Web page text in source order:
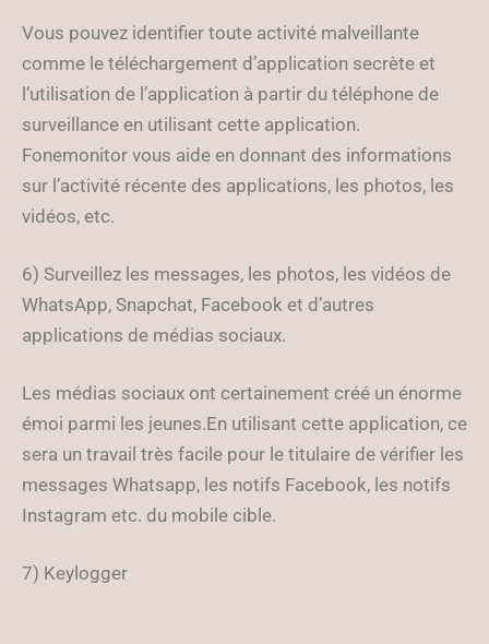
Vous pouvez identifier toute activité malveillante
comme le téléchargement d’application secrète et
l’utilisation de l’application à partir du téléphone de
surveillance en utilisant cette application.
Fonemonitor vous aide en donnant des informations
sur l’activité récente des applications, les photos, les
vidéos, etc.
6) Surveillez les messages, les photos, les vidéos de
WhatsApp, Snapchat, Facebook et d’autres
applications de médias sociaux.
Les médias sociaux ont certainement créé un énorme
émoi parmi les jeunes.En utilisant cette application, ce
sera un travail très facile pour le titulaire de vérifier les
messages Whatsapp, les notifs Facebook, les notifs
Instagram etc. du mobile cible.
7) Keylogger